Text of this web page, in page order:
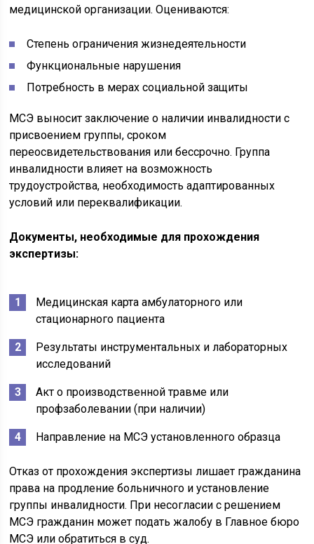
медицинской организации. Оцениваются:
Степень ограничения жизнедеятельности
Функциональные нарушения
Потребность в мерах социальной защиты
МСЭ выносит заключение о наличии инвалидности с
присвоением группы, сроком
переосвидетельствования или бессрочно. Группа
инвалидности влияет на возможность
трудоустройства, необходимость адаптированных
условий или переквалификации.
Документы, необходимые для прохождения
экспертизы:
Медицинская карта амбулаторного или
стационарного пациента
Результаты инструментальных и лабораторных
исследований
Акт о производственной травме или
профзаболевании (при наличии)
Направление на МСЭ установленного образца
Отказ от прохождения экспертизы лишает гражданина
права на продление больничного и установление
группы инвалидности. При несогласии с решением
МСЭ гражданин может подать жалобу в Главное бюро
МСЭ или обратиться в суд.